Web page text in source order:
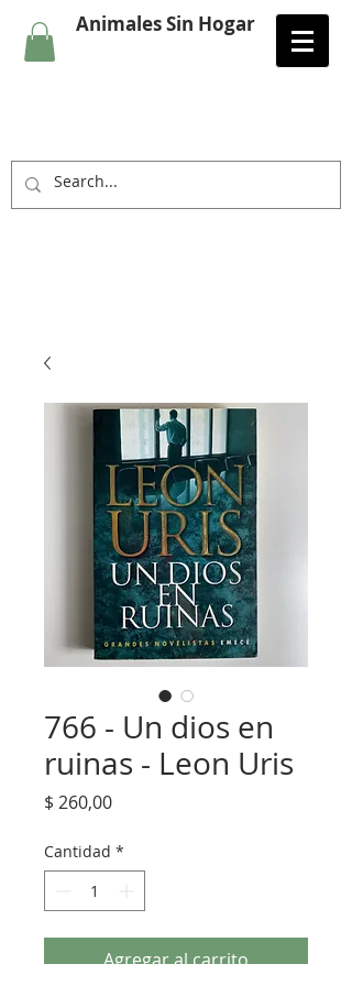
Animales Sin Hogar
766 - Un dios en
ruinas - Leon Uris
$ 260,00Precio
Cantidad *
Agregar al carrito